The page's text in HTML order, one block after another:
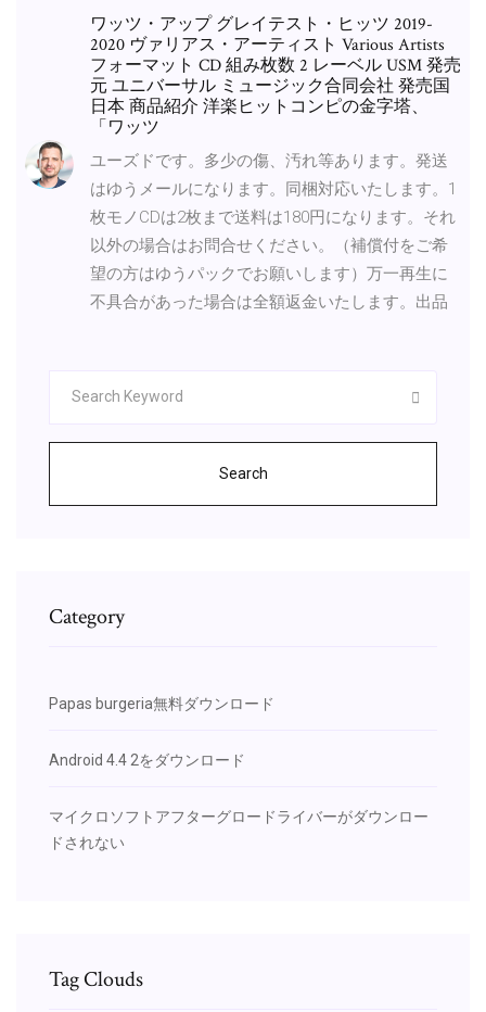
ワッツ・アップ グレイテスト・ヒッツ 2019-
2020 ヴァリアス・アーティスト Various Artists
フォーマット CD 組み枚数 2 レーベル USM 発売
元 ユニバーサル ミュージック合同会社 発売国
日本 商品紹介 洋楽ヒットコンピの金字塔、
「ワッツ
ユーズドです。多少の傷、汚れ等あります。発送
はゆうメールになります。同梱対応いたします。1
枚モノCDは2枚まで送料は180円になります。それ
以外の場合はお問合せください。（補償付をご希
望の方はゆうパックでお願いします）万一再生に
不具合があった場合は全額返金いたします。出品
Search
Category
Papas burgeria無料ダウンロード
Android 4.4 2をダウンロード
マイクロソフトアフターグロードライバーがダウンロー
ドされない
Tag Clouds